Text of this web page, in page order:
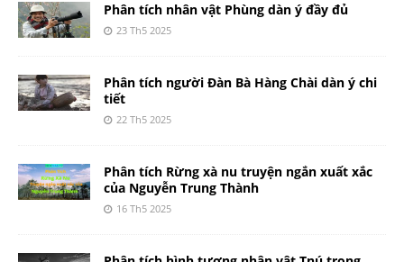
Phân tích nhân vật Phùng dàn ý đầy đủ
23 Th5 2025
Phân tích người Đàn Bà Hàng Chài dàn ý chi
tiết
22 Th5 2025
Phân tích Rừng xà nu truyện ngắn xuất xắc
của Nguyễn Trung Thành
16 Th5 2025